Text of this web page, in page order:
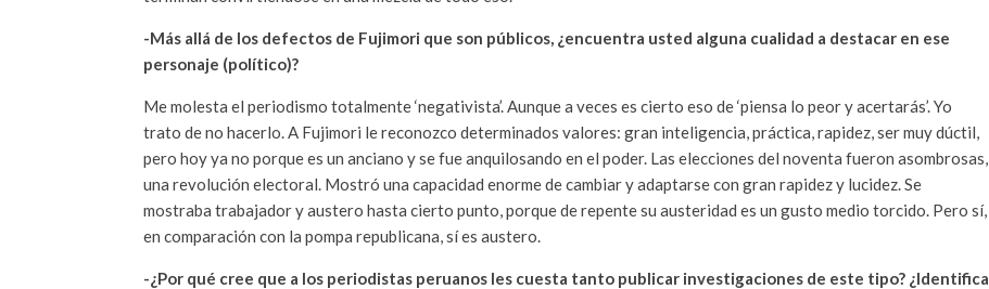
-Más allá de los defectos de Fujimori que son públicos, ¿encuentra usted alguna cualidad a destacar en ese
personaje (político)?
Me molesta el periodismo totalmente ‘negativista’. Aunque a veces es cierto eso de ‘piensa lo peor y acertarás’. Yo
trato de no hacerlo. A Fujimori le reconozco determinados valores: gran inteligencia, práctica, rapidez, ser muy dúctil,
pero hoy ya no porque es un anciano y se fue anquilosando en el poder. Las elecciones del noventa fueron asombrosas,
una revolución electoral. Mostró una capacidad enorme de cambiar y adaptarse con gran rapidez y lucidez. Se
mostraba trabajador y austero hasta cierto punto, porque de repente su austeridad es un gusto medio torcido. Pero sí,
en comparación con la pompa republicana, sí es austero.
-¿Por qué cree que a los periodistas peruanos les cuesta tanto publicar investigaciones de este tipo? ¿Identifica